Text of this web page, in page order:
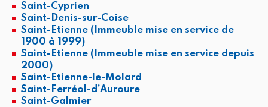
Saint-Cyprien
Saint-Denis-sur-Coise
Saint-Etienne (Immeuble mise en service de
1900 à 1999)
Saint-Etienne (Immeuble mise en service depuis
2000)
Saint-Etienne-le-Molard
Saint-Ferréol-d’Auroure
Saint-Galmier